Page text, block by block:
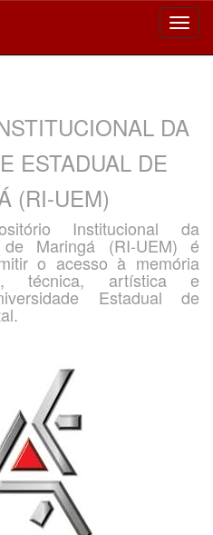
DA
ESTADUAL DE
(RI-UEM)
Institucional da
de Maringá (RI-UEM) é
o acesso à memória
técnica, artística e
Estadual de